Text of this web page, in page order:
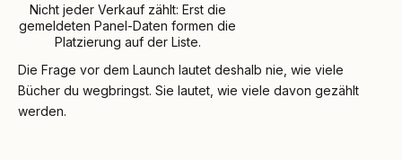
Nicht jeder Verkauf zählt: Erst die
gemeldeten Panel-Daten formen die
Platzierung auf der Liste.
Die Frage vor dem Launch lautet deshalb nie, wie viele
Bücher du wegbringst. Sie lautet, wie viele davon gezählt
werden.